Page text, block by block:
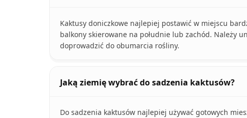
Kaktusy doniczkowe najlepiej postawić w miejscu
balkony skierowane na południe lub zachód. Należy
doprowadzić do obumarcia rośliny.
Jaką ziemię wybrać do sadzenia kaktusów?
Do sadzenia kaktusów najlepiej używać gotowych